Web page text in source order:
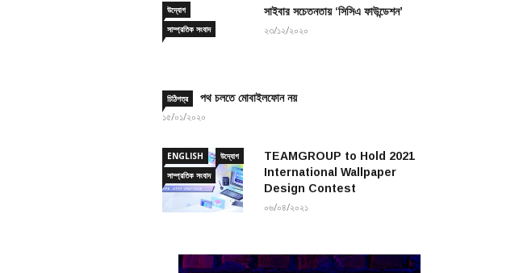
উদ্যোগ
সাম্প্রতিক সংবাদ
সাইবার সচেতনতায় ‘সিসিএ ফাউন্ডেশন’
২৩/১২/২০২০
চিঠিপত্র পথ চলতে মোবাইলফোন নয়
১৫/০১/২০২০
ENGLISH
উদ্যোগ
সাম্প্রতিক সংবাদ
TEAMGROUP to Hold 2021
International Wallpaper
Design Contest
০৬/০৪/২০২১